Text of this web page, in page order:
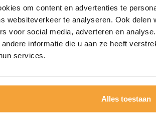
om content en advertenties te
websiteverkeer te analyseren. Ook
voor social media, adverteren en
informatie die u aan ze heeft
services.
Alles toestaan